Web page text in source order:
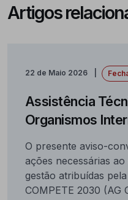
Artigos
22 de Maio 2026
Assistência
Organismos
O presente aviso-
ações necessárias
gestão atribuídas
COMPETE 2030 (AG